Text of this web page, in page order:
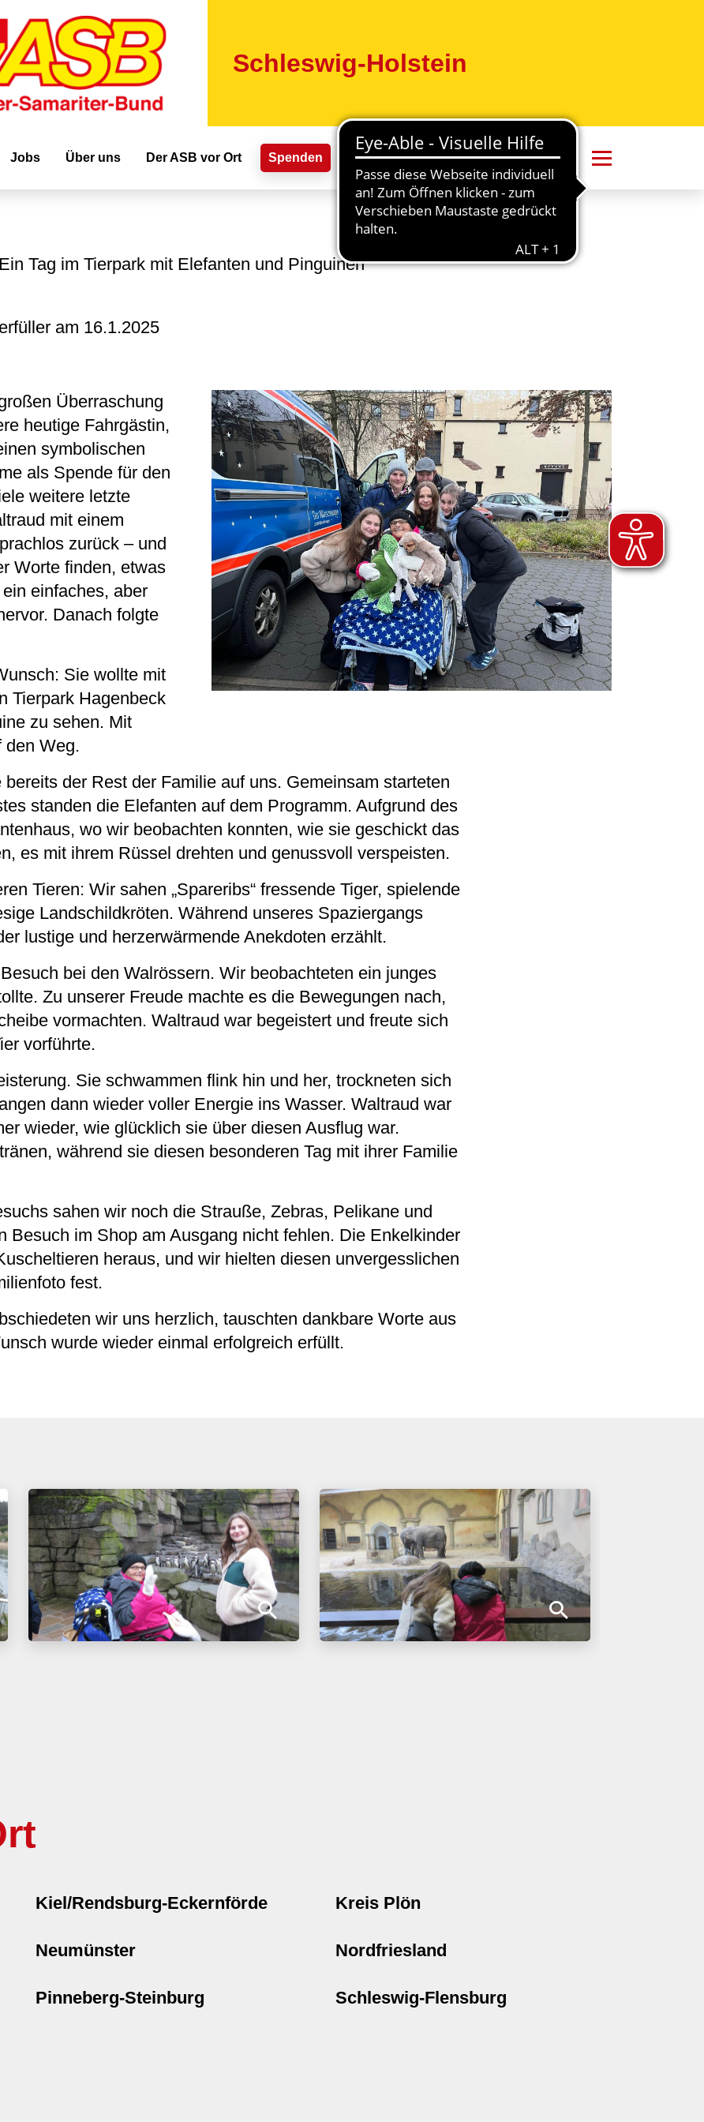
Schleswig-Holstein
Jobs Über uns Der ASB vor Ort Spenden
Ein Tag im Tierpark mit Elefanten und Pinguinen
am 16.1.2025
Überraschung
heutige Fahrgästin,
symbolischen
als Spende für den
weitere letzte
mit einem
zurück – und
Worte finden, etwas
einfaches, aber
Danach folgte
Sie wollte mit
Tierpark Hagenbeck
zu sehen. Mit
den Weg.
der Rest der Familie auf uns. Gemeinsam starteten
standen die Elefanten auf dem Programm. Aufgrund des
wo wir beobachten konnten, wie sie geschickt das
es mit ihrem Rüssel drehten und genussvoll verspeisten.
Tieren: Wir sahen „Spareribs“ fressende Tiger, spielende
Landschildkröten. Während unseres Spaziergangs
lustige und herzerwärmende Anekdoten erzählt.
bei den Walrössern. Wir beobachteten ein junges
Zu unserer Freude machte es die Bewegungen nach,
vormachten. Waltraud war begeistert und freute sich
vorführte.
Sie schwammen flink hin und her, trockneten sich
dann wieder voller Energie ins Wasser. Waltraud war
wieder, wie glücklich sie über diesen Ausflug war.
während sie diesen besonderen Tag mit ihrer Familie
sahen wir noch die Strauße, Zebras, Pelikane und
Besuch im Shop am Ausgang nicht fehlen. Die Enkelkinder
heraus, und wir hielten diesen unvergesslichen
fest.
wir uns herzlich, tauschten dankbare Worte aus
wurde wieder einmal erfolgreich erfüllt.
Kiel/Rendsburg-Eckernförde Kreis Plön
Neumünster Nordfriesland
Pinneberg-Steinburg Schleswig-Flensburg